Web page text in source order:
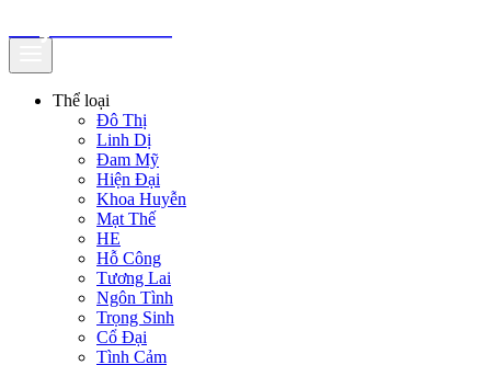
Thể loại
Đô Thị
Linh Dị
Đam Mỹ
Hiện Đại
Khoa Huyễn
Mạt Thế
HE
Hỗ Công
Tương Lai
Ngôn Tình
Trọng Sinh
Cổ Đại
Tình Cảm